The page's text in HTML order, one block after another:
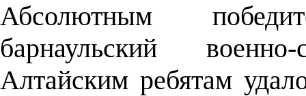
Абсолютным
барнаульский
Алтайским ребятам